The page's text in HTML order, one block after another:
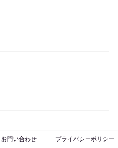
お問い合わせ プライバシーポリシー